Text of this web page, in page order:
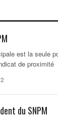
est la seule
de proximité
du SNPM